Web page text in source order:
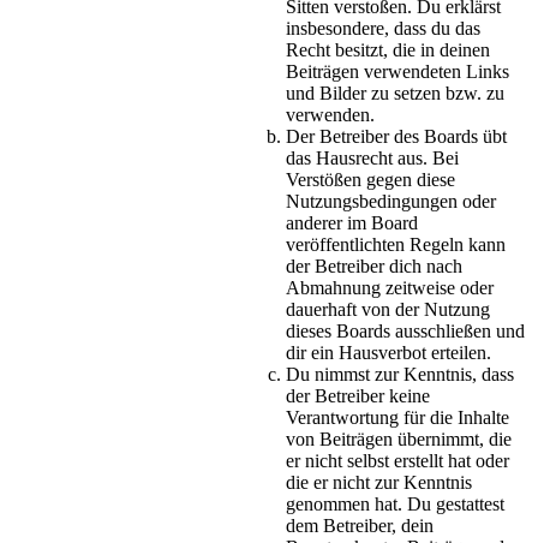
Sitten verstoßen. Du erklärst
insbesondere, dass du das
Recht besitzt, die in deinen
Beiträgen verwendeten Links
und Bilder zu setzen bzw. zu
verwenden.
Der Betreiber des Boards übt
das Hausrecht aus. Bei
Verstößen gegen diese
Nutzungsbedingungen oder
anderer im Board
veröffentlichten Regeln kann
der Betreiber dich nach
Abmahnung zeitweise oder
dauerhaft von der Nutzung
dieses Boards ausschließen und
dir ein Hausverbot erteilen.
Du nimmst zur Kenntnis, dass
der Betreiber keine
Verantwortung für die Inhalte
von Beiträgen übernimmt, die
er nicht selbst erstellt hat oder
die er nicht zur Kenntnis
genommen hat. Du gestattest
dem Betreiber, dein